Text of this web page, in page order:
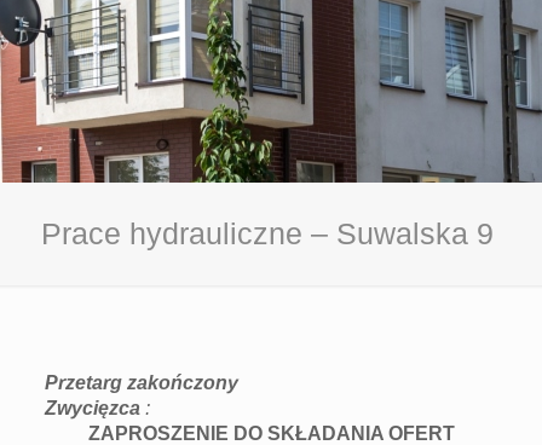
Prace hydrauliczne – Suwalska 9
Przetarg zakończony
Zwycięzca :
ZAPROSZENIE DO SKŁADANIA OFERT